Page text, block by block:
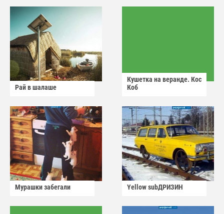
Рай в шалаше
Кушетка на веранде. Кос
Коб
Мурашки забегали Yellow subДРИЗИН